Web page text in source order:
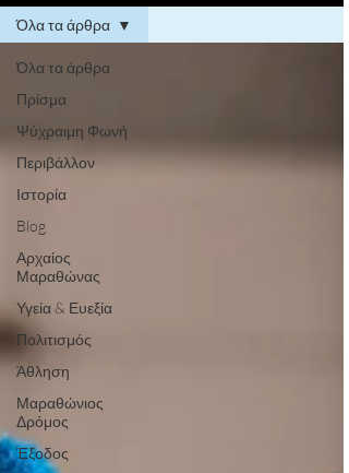
Όλα τα άρθρα
Πρίσμα
Ψύχραιμη Φωνή
Περιβάλλον
Ιστορία
Blog
Αρχαίος
Μαραθώνας
Υγεία & Ευεξία
Πολιτισμός
Άθληση
Μαραθώνιος
Δρόμος
Έξοδος
Όλα τα άρθρα